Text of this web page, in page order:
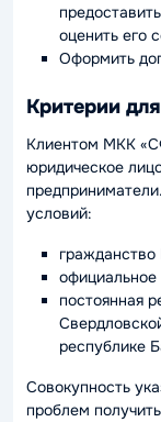
оценить его
Оформить
Критерии
Клиентом МКК
юридическое
условий:
постоянная
республике
Совокупность
проблем